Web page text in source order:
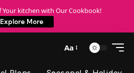
Your kitchen with Our Cookbook!
Explore More
Aa